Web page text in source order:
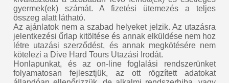
gyermek(ek) számát. A fizetési ütemezés a teljes
összeg alatt látható.
Az ajánlatok nem a szabad helyeket jelzik. Az utazásra
jelentkezési űrlap kitöltése és annak elküldése nem hoz
létre utazási szerződést, és annak megkötésére nem
kötelezi a Dive Hard Tours Utazási Irodát.
Honlapunkat, és az on-line foglalási rendszerünket
folyamatosan fejlesztjük, az ott rögzített adatokat